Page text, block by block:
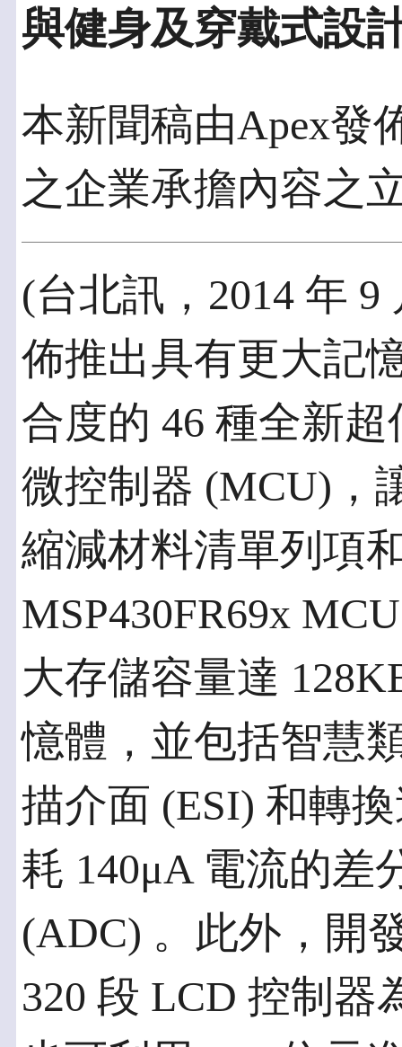
與健身及穿戴式設
本新聞稿由Apex發
之企業承擔內容之
(台北訊，2014 年
佈推出具有更大記
合度的 46 種全新
微控制器 (MCU)，
縮減材料清單列項
MSP430FR69x
大存儲容量達
憶體，並包括智慧
描介面 (ESI) 和轉
耗 140μA 電流的差
(ADC) 。此外，開
320 段 LCD 控制器